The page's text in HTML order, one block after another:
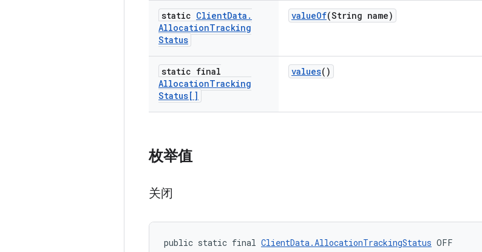
static ClientData .
AllocationTracking
Status
valueOf(String name)
static final
AllocationTracking
Status[]
values()
枚举值
关闭
public static final ClientData.AllocationTrackingStatus OFF